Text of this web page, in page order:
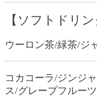
【ソフトドリン
ウーロン茶/緑茶/ジ
コカコーラ/ジンジ
ス/グレープフルー